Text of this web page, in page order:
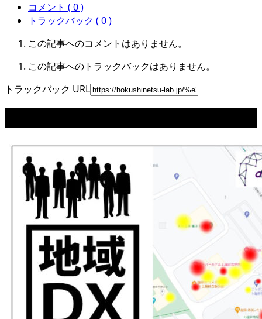
コメント ( 0 )
トラックバック ( 0 )
この記事へのコメントはありません。
この記事へのトラックバックはありません。
トラックバック URL